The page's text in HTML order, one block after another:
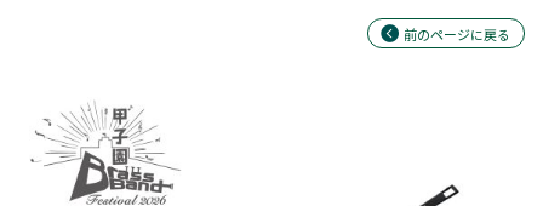
前のページに戻る